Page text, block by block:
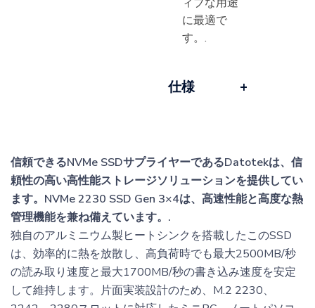
に最適で
す。.
仕様
信頼できるNVMe SSDサプライヤーであるDatotekは、信
頼性の高い高性能ストレージソリューションを提供してい
ます。NVMe 2230 SSD Gen 3×4は、高速性能と高度な熱
管理機能を兼ね備えています。.
独自のアルミニウム製ヒートシンクを搭載したこのSSD
は、効率的に熱を放散し、高負荷時でも最大2500MB/秒
の読み取り速度と最大1700MB/秒の書き込み速度を安定
して維持します。片面実装設計のため、M.2 2230、